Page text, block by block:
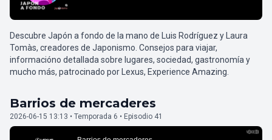
Descubre Japón a fondo de la mano de Luis Rodríguez y Laura
Tomàs, creadores de Japonismo. Consejos para viajar,
informacióno detallada sobre lugares, sociedad, gastronomía y
mucho más, patrocinado por Lexus, Experience Amazing.
Barrios de mercaderes
2026-06-15 13:13 • Temporada 6 • Episodio 41